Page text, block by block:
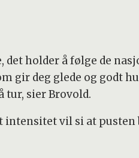
holder å følge de
gir deg glede og godt
tur, sier Brovold.
intensitet vil si at